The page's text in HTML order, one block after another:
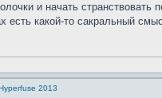
и начать странствовать
есть какой-то сакральный
2013